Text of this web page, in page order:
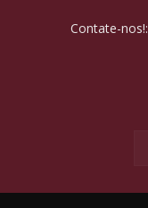
Contate-nos!: